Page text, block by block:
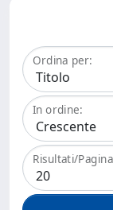
Ordina per:
In ordine:
Risultati/Pagina